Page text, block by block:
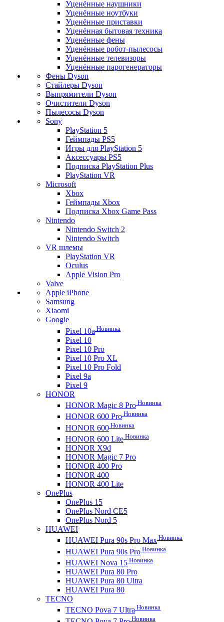
Уценённые наушники
Уценённые ноутбуки
Уценённые приставки
Уценённая бытовая техника
Уценённые фены
Уценённые робот-пылесосы
Уценённые телевизоры
Уценённые парогенераторы
Фены Dyson
Стайлеры Dyson
Выпрямители Dyson
Очистители Dyson
Пылесосы Dyson
Sony
PlayStation 5
Геймпады PS5
Игры для PlayStation 5
Аксессуары PS5
Подписка PlayStation Plus
PlayStation VR
Microsoft
Xbox
Геймпады Xbox
Подписка Xbox Game Pass
Nintendo
Nintendo Switch 2
Nintendo Switch
VR шлемы
PlayStation VR
Oculus
Apple Vision Pro
Valve
Apple iPhone
Samsung
Xiaomi
Google
Pixel 10a Новинка
Pixel 10
Pixel 10 Pro
Pixel 10 Pro XL
Pixel 10 Pro Fold
Pixel 9a
Pixel 9
HONOR
HONOR Magic 8 Pro Новинка
HONOR 600 Pro Новинка
HONOR 600 Новинка
HONOR 600 Lite Новинка
HONOR X9d
HONOR Magic 7 Pro
HONOR 400 Pro
HONOR 400
HONOR 400 Lite
OnePlus
OnePlus 15
OnePlus Nord CE5
OnePlus Nord 5
HUAWEI
HUAWEI Pura 90s Pro Max Новинка
HUAWEI Pura 90s Pro Новинка
HUAWEI Nova 15 Новинка
HUAWEI Pura 80 Pro
HUAWEI Pura 80 Ultra
HUAWEI Pura 80
TECNO
TECNO Pova 7 Ultra Новинка
Новинка